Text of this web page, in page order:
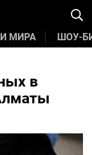
МИРА ШОУ-
в